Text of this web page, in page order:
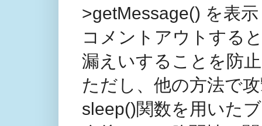
>getMessage() を表
コメントアウトする
漏えいすることを防
ただし、他の方法で
sleep()関数を用いた